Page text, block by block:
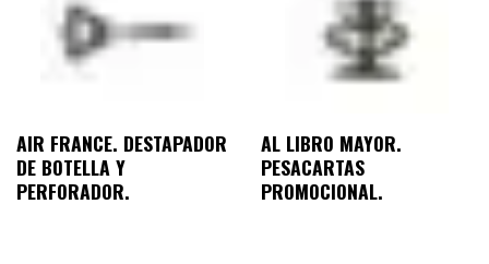
AIR FRANCE. DESTAPADOR
DE BOTELLA Y
PERFORADOR.
AL LIBRO MAYOR.
PESACARTAS
PROMOCIONAL.